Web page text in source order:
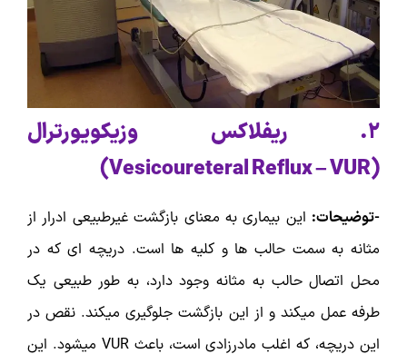
۲. ریفلاکس وزیکویورترال
(
Vesicoureteral Reflux – VUR
)
-توضیحات: این بیماری به معنای بازگشت غیرطبیعی ادرار از
مثانه به سمت حالب ها و کلیه ها است. دریچه ای که در
محل اتصال حالب به مثانه وجود دارد، به طور طبیعی یک
طرفه عمل میکند و از این بازگشت جلوگیری میکند. نقص در
این دریچه، که اغلب مادرزادی است، باعث VUR میشود. این